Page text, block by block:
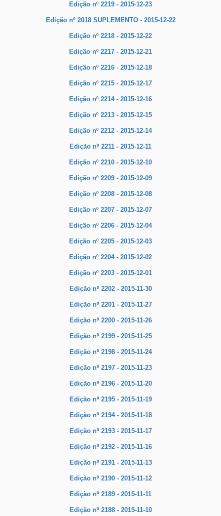
Edição nº 2219 - 2015-12-23
Edição nº 2018 SUPLEMENTO - 2015-12-22
Edição nº 2218 - 2015-12-22
Edição nº 2217 - 2015-12-21
Edição nº 2216 - 2015-12-18
Edição nº 2215 - 2015-12-17
Edição nº 2214 - 2015-12-16
Edição nº 2213 - 2015-12-15
Edição nº 2212 - 2015-12-14
Edição nº 2211 - 2015-12-11
Edição nº 2210 - 2015-12-10
Edição nº 2209 - 2015-12-09
Edição nº 2208 - 2015-12-08
Edição nº 2207 - 2015-12-07
Edição nº 2206 - 2015-12-04
Edição nº 2205 - 2015-12-03
Edição nº 2204 - 2015-12-02
Edição nº 2203 - 2015-12-01
Edição nº 2202 - 2015-11-30
Edição nº 2201 - 2015-11-27
Edição nº 2200 - 2015-11-26
Edição nº 2199 - 2015-11-25
Edição nº 2198 - 2015-11-24
Edição nº 2197 - 2015-11-23
Edição nº 2196 - 2015-11-20
Edição nº 2195 - 2015-11-19
Edição nº 2194 - 2015-11-18
Edição nº 2193 - 2015-11-17
Edição nº 2192 - 2015-11-16
Edição nº 2191 - 2015-11-13
Edição nº 2190 - 2015-11-12
Edição nº 2189 - 2015-11-11
Edição nº 2188 - 2015-11-10